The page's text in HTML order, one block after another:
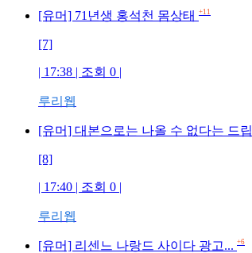
[유머] 71년생 홍석천 몸상태 +11
[7]
| 17:38 | 조회 0 |
루리웹
[유머] 대본으로는 나올 수 없다는 드립
[8]
| 17:40 | 조회 0 |
루리웹
[유머] 리센느 나랑드 사이다 광고... +6